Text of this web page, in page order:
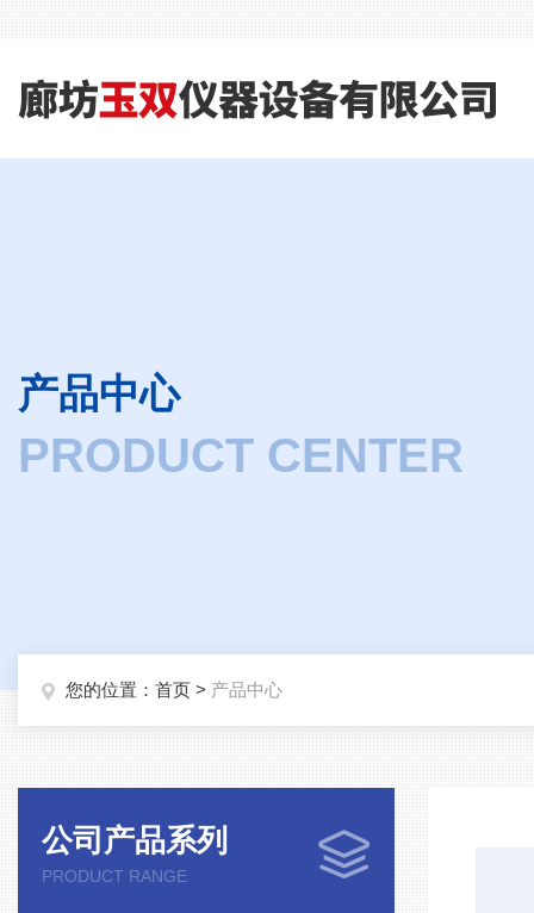
产品中心
PRODUCT CENTER
您的位置： 首页 > 产品中心
公司产品系列
PRODUCT RANGE